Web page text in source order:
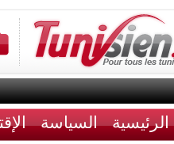
الرئيسية السياسة